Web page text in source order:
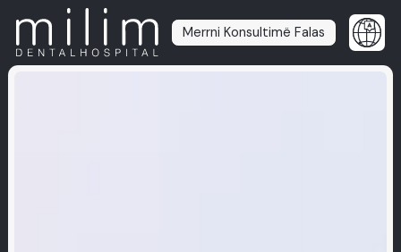
Merrni Konsultimë Falas